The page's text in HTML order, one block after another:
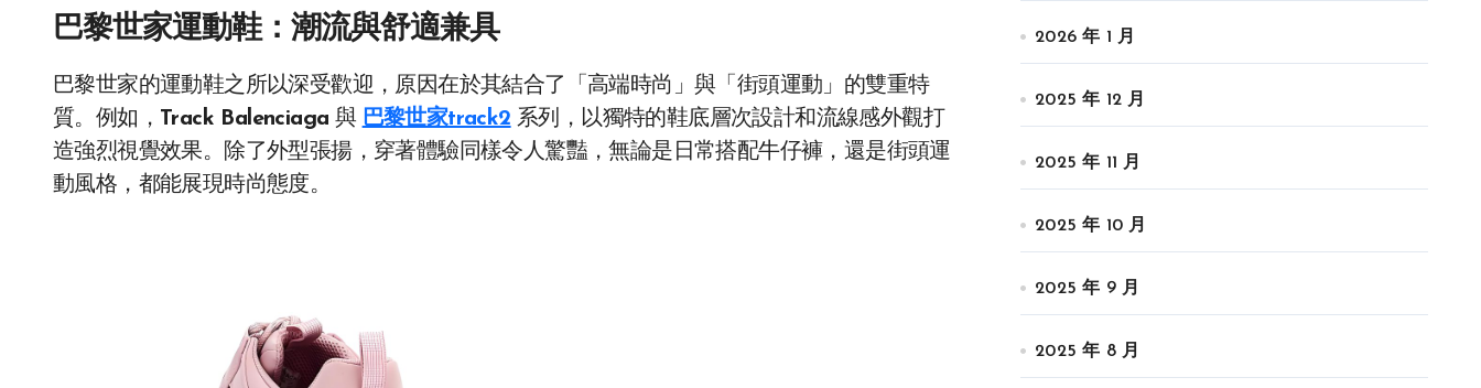
巴黎世家運動鞋：潮流與舒適兼具
巴黎世家的運動鞋之所以深受歡迎，原因在於其結合了「高端時尚」與「街頭運動」的雙重特
質。例如， Track Balenciaga 與 巴黎世家track2 系列，以獨特的鞋底層次設計和流線感外觀打
造強烈視覺效果。除了外型張揚，穿著體驗同樣令人驚豔，無論是日常搭配牛仔褲，還是街頭運
動風格，都能展現時尚態度。
2026 年 1 月
2025 年 12 月
2025 年 11 月
2025 年 10 月
2025 年 9 月
2025 年 8 月